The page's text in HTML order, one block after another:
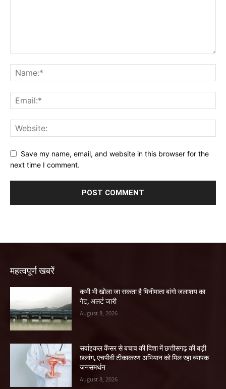
Save my name, email, and website in this browser for the
next time I comment.
महत्वपूर्ण खबरें
कभी भी खोला जा सकता है मिनीमाता बांगो जलाशय का
गेट, अलर्ट जारी
August 8, 2026
सर्वाइकल कैंसर से बचाव की दिशा में छत्तीसगढ़ की बड़ी
छलांग, एचपीवी टीकाकरण अभियान को मिल रहा व्यापक
जनसमर्थन
August 8, 2026